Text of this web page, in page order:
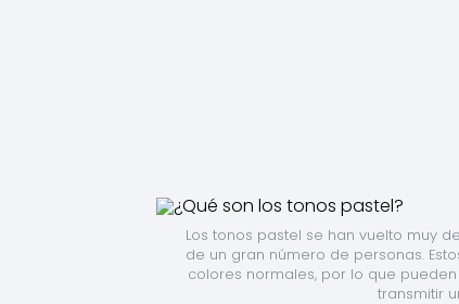
Los tonos pastel se han vuelto muy
de un gran número de personas.
colores normales, por lo que
transmitir